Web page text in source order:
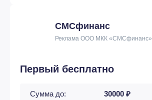
СМСфинанс
Реклама ООО МКК «СМСфинанс»
Первый бесплатно
Сумма до: 30000 ₽